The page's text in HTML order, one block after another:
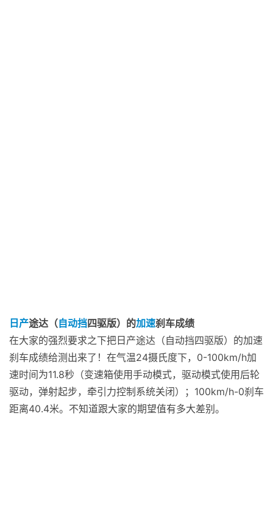
日产途达（自动挡四驱版）的加速刹车成绩
在大家的强烈要求之下把日产途达（自动挡四驱版）的加速
刹车成绩给测出来了！在气温24摄氏度下，0-100km/h加
速时间为11.8秒（变速箱使用手动模式，驱动模式使用后轮
驱动，弹射起步，牵引力控制系统关闭）；100km/h-0刹车
距离40.4米。不知道跟大家的期望值有多大差别。